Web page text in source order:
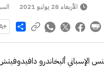
الأربعاء 28 يوليو 2021
Share
الإسباني أليخاندرو